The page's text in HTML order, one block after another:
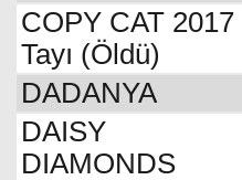
COPY CAT 2017
Tayı (Öldü)
DADANYA
DAISY
DIAMONDS